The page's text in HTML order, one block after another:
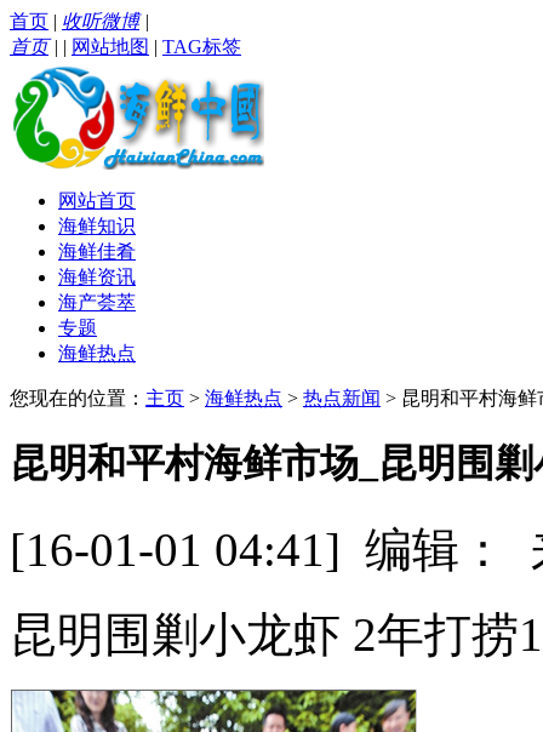
首页 | 收听微博|
首页| | 网站地图 | TAG标签
网站首页
海鲜知识
海鲜佳肴
海鲜资讯
海产荟萃
专题
海鲜热点
您现在的位置： 主页 > 海鲜热点 > 热点新闻 > 昆明和平村海鲜
昆明和平村海鲜市场_昆明围
[16-01-01 04:41] 编辑
昆明围剿小龙虾 2年打捞